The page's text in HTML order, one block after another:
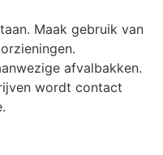
Maak gebruik van
afvalbakken.
wordt contact